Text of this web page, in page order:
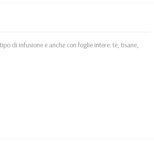
di infusione e anche con foglie intere: tè, tisane,